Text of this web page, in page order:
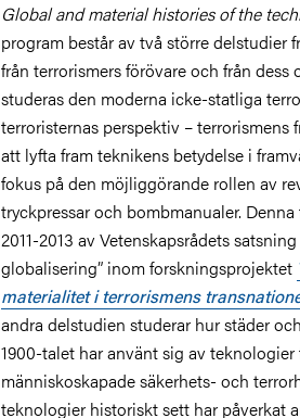
Global and material histories of the
program består av två större delstudier
från terrorismers förövare och från dess
studeras den moderna icke-statliga
terroristernas perspektiv – terrorismens
att lyfta fram teknikens betydelse i
fokus på den möjliggörande rollen av
tryckpressar och bombmanualer.
2011-2013 av Vetenskapsrådets
globalisering” inom forskningsprojektet
materialitet i terrorismens
andra delstudien studerar hur städer
1900-talet har använt sig av
människoskapade säkerhets- och
teknologier historiskt sett har påverkat